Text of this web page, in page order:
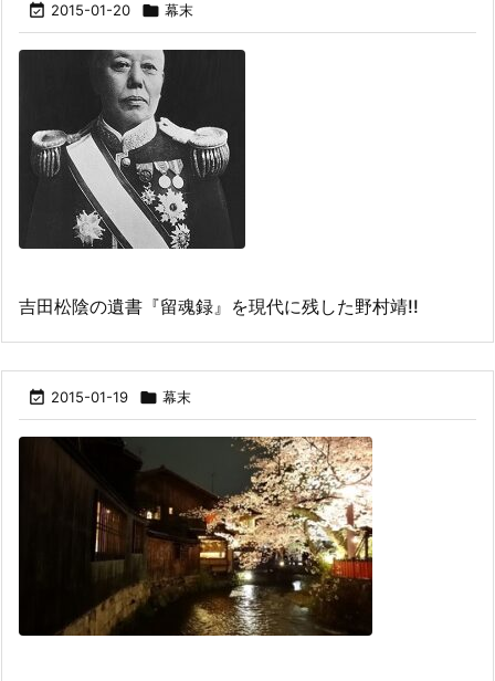
 2015-01-20  幕末
吉田松陰の遺書『留魂録』を現代に残した野村靖!!
 2015-01-19  幕末